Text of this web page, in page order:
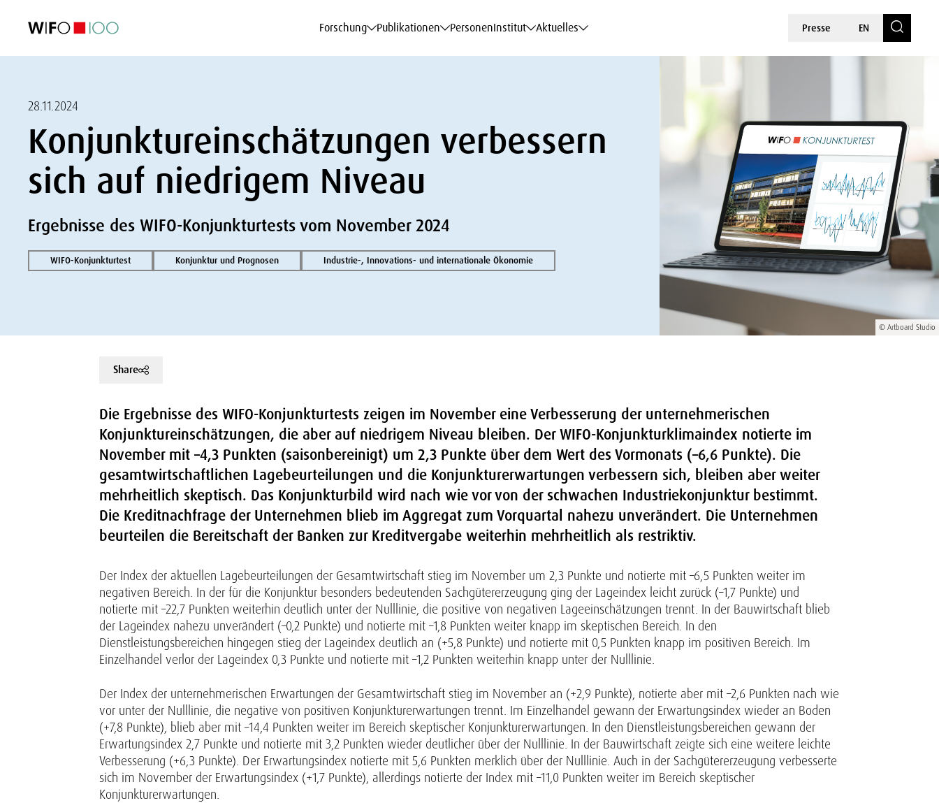
Forschung Publikationen PersonenInstitut Aktuelles Presse EN
© Artboard Studio
28.11.2024
Konjunktureinschätzungen verbessern
sich auf niedrigem Niveau
Ergebnisse des WIFO-Konjunkturtests vom November 2024
WIFO-Konjunkturtest Konjunktur und Prognosen Industrie-, Innovations- und internationale Ökonomie
Share
Die Ergebnisse des WIFO-Konjunkturtests zeigen im November eine Verbesserung der unternehmerischen
Konjunktureinschätzungen, die aber auf niedrigem Niveau bleiben. Der WIFO-Konjunkturklimaindex notierte im
November mit –4,3 Punkten (saisonbereinigt) um 2,3 Punkte über dem Wert des Vormonats (–6,6 Punkte). Die
gesamtwirtschaftlichen Lagebeurteilungen und die Konjunkturerwartungen verbessern sich, bleiben aber weiter
mehrheitlich skeptisch. Das Konjunkturbild wird nach wie vor von der schwachen Industriekonjunktur bestimmt.
Die Kreditnachfrage der Unternehmen blieb im Aggregat zum Vorquartal nahezu unverändert. Die Unternehmen
beurteilen die Bereitschaft der Banken zur Kreditvergabe weiterhin mehrheitlich als restriktiv.
Der Index der aktuellen Lagebeurteilungen der Gesamtwirtschaft stieg im November um 2,3 Punkte und notierte mit –6,5 Punkten weiter im
negativen Bereich. In der für die Konjunktur besonders bedeutenden Sachgütererzeugung ging der Lageindex leicht zurück (–1,7 Punkte) und
notierte mit –22,7 Punkten weiterhin deutlich unter der Nulllinie, die positive von negativen Lageeinschätzungen trennt. In der Bauwirtschaft blieb
der Lageindex nahezu unverändert (–0,2 Punkte) und notierte mit –1,8 Punkten weiter knapp im skeptischen Bereich. In den
Dienstleistungsbereichen hingegen stieg der Lageindex deutlich an (+5,8 Punkte) und notierte mit 0,5 Punkten knapp im positiven Bereich. Im
Einzelhandel verlor der Lageindex 0,3 Punkte und notierte mit –1,2 Punkten weiterhin knapp unter der Nulllinie.
Der Index der unternehmerischen Erwartungen der Gesamtwirtschaft stieg im November an (+2,9 Punkte), notierte aber mit –2,6 Punkten nach wie
vor unter der Nulllinie, die negative von positiven Konjunkturerwartungen trennt. Im Einzelhandel gewann der Erwartungsindex wieder an Boden
(+7,8 Punkte), blieb aber mit –14,4 Punkten weiter im Bereich skeptischer Konjunkturerwartungen. In den Dienstleistungsbereichen gewann der
Erwartungsindex 2,7 Punkte und notierte mit 3,2 Punkten wieder deutlicher über der Nulllinie. In der Bauwirtschaft zeigte sich eine weitere leichte
Verbesserung (+6,3 Punkte). Der Erwartungsindex notierte mit 5,6 Punkten merklich über der Nulllinie. Auch in der Sachgütererzeugung verbesserte
sich im November der Erwartungsindex (+1,7 Punkte), allerdings notierte der Index mit –11,0 Punkten weiter im Bereich skeptischer
Konjunkturerwartungen.